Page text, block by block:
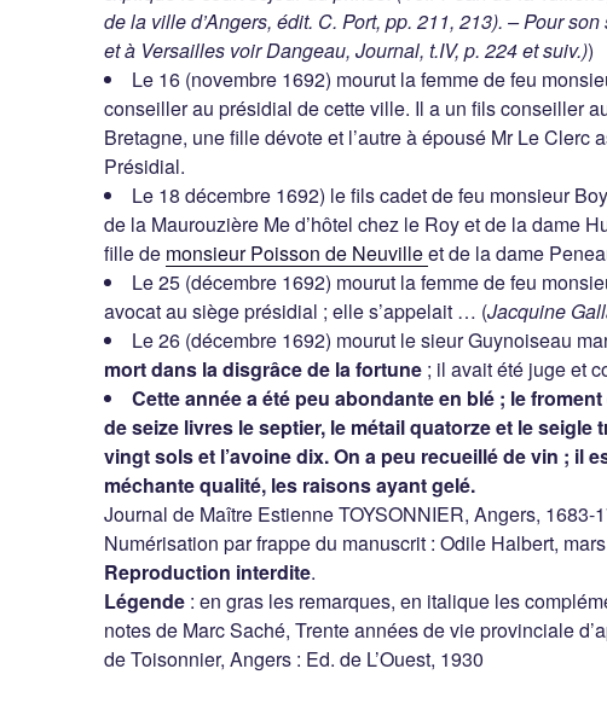
de la ville d’Angers, édit. C. Port, pp. 211, 213). – Pour
et à Versailles voir Dangeau, Journal, t.IV, p. 224 et suiv.))
Le 16 (novembre 1692) mourut la femme de feu
conseiller au présidial de cette ville. Il a un fils conseiller
Bretagne, une fille dévote et l’autre à épousé Mr Le Clerc
Présidial.
Le 18 décembre 1692) le fils cadet de feu monsieur
de la Maurouzière Me d’hôtel chez le Roy et de la dame
fille de monsieur Poisson de Neuvilleet de la dame
Le 25 (décembre 1692) mourut la femme de feu
avocat au siège présidial ; elle s’appelait … (Jacquine
Le 26 (décembre 1692) mourut le sieur Guynoiseau
mort dans la disgrâce de la fortune ; il avait été juge et
Cette année a été peu abondante en blé ; le
de seize livres le septier, le métail quatorze et le seigle
vingt sols et l’avoine dix. On a peu recueillé de vin ; il
méchante qualité, les raisons ayant gelé.
Journal de Maître Estienne TOYSONNIER, Angers, 1683-
Numérisation par frappe du manuscrit : Odile Halbert,
Reproduction interdite.
Légende : en gras les remarques, en italique les
notes de Marc Saché, Trente années de vie provinciale
de Toisonnier, Angers : Ed. de L’Ouest, 1930